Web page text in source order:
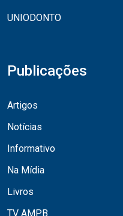
UNIODONTO
Publicações
Artigos
Notícias
Informativo
Na Mídia
Livros
TV AMPB